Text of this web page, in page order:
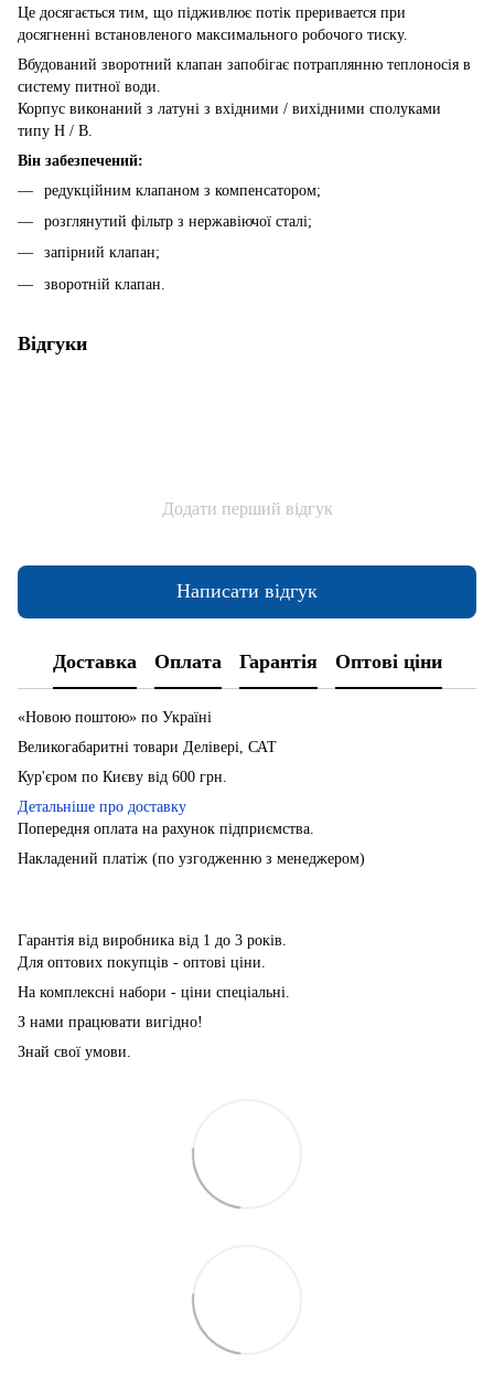
Це досягається тим, що підживлює потік преривaется при
досягненні встановленого максимального робочого тиску.
Вбудований зворотний клапан запобігає потраплянню теплоносія в
систему питної води.
Корпус виконаний з латуні з вхідними / вихідними сполуками
типу Н / В.
Він забезпечений:
редукційним клапаном з компенсатором;
розглянутий фільтр з нержавіючої сталі;
запірний клапан;
зворотній клапан.
Відгуки
Додати перший відгук
Написати відгук
Доставка Оплата Гарантія Оптові ціни
«Новою поштою» по Україні
Великогабаритні товари Делівері, САТ
Кур'єром по Києву від 600 грн.
Детальніше про доставку
Попередня оплата на рахунок підприємства.
Накладений платіж (по узгодженню з менеджером)
Гарантія від виробника від 1 до 3 років.
Для оптових покупців - оптові ціни.
На комплексні набори - ціни спеціальні.
З нами працювати вигідно!
Знай свої умови.